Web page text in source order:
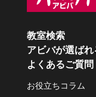
教室検索
アビバが選ば
よくあるご質問
お役立ちコラム